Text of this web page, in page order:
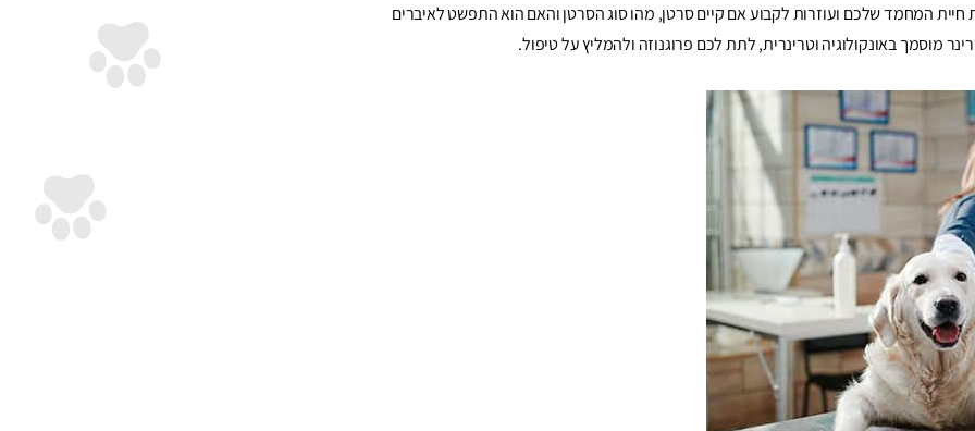
חיית המחמד שלכם ועוזרות לקבוע אם קיים סרטן, מהו סוג הסרטן והאם הוא התפשט לאיברים
מוסמך באונקולוגיה וטרינרית, לתת לכם פרוגנוזה ולהמליץ על טיפול.